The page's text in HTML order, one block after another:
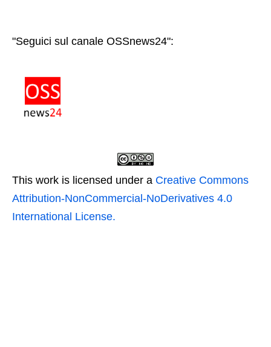
"Seguici sul canale OSSnews24":
This work is licensed under a Creative Commons
Attribution-NonCommercial-NoDerivatives 4.0
International License.